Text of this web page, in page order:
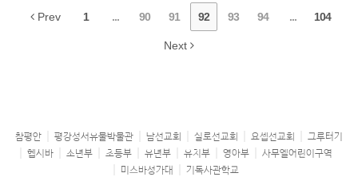
Prev 1 ... 90 91 92 93 94 ... 104
Next
참평안 평강성서유물박물관 남선교회 실로선교회 요셉선교회
그루터기
헵시바
소년부 초등부 유년부 유치부 영아부
사무엘어린이구역
미스바성가대
기독사관학교